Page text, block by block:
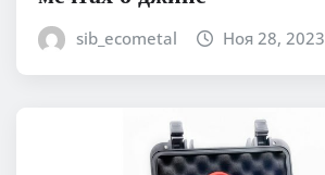
sib_ecometal Ноя 28, 2023